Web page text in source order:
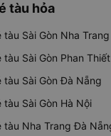
tàu hỏa
tàu Sài Gòn Nha Trang
tàu Sài Gòn Phan Thiết
tàu Sài Gòn Đà Nẵng
tàu Sài Gòn Hà Nội
tàu Nha Trang Đà